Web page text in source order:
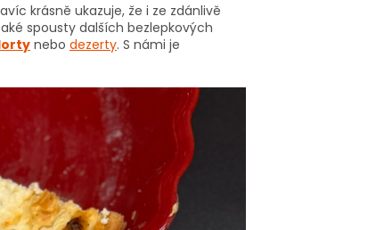
krásně ukazuje, že i ze zdánlivě
spousty dalších bezlepkových
nebo dezerty. S námi je